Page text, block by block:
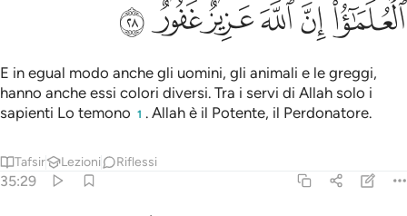
ﲲﲳﲴﲵﲶﲷﲸ
E in egual modo anche gli uomini, gli animali e le greggi,
hanno anche essi colori diversi. Tra i servi di Allah solo i
sapienti Lo temono 1 . Allah è il Potente, il Perdonatore.
Tafsir Lezioni Riflessi
35:29